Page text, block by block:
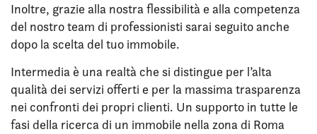
Inoltre, grazie alla nostra flessibilità e alla competenza
del nostro team di professionisti sarai seguito anche
dopo la scelta del tuo immobile.
Intermedia è una realtà che si distingue per l’alta
qualità dei servizi offerti e per la massima trasparenza
nei confronti dei propri clienti. Un supporto in tutte le
fasi della ricerca di un immobile nella zona di Roma